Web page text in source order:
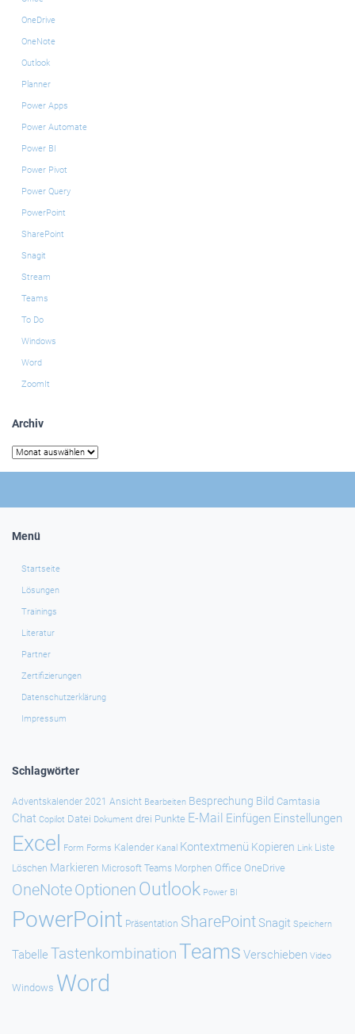
OneDrive
OneNote
Outlook
Planner
Power Apps
Power Automate
Power BI
Power Pivot
Power Query
PowerPoint
SharePoint
Snagit
Stream
Teams
To Do
Windows
Word
ZoomIt
Archiv
Archiv
Menü
Startseite
Lösungen
Trainings
Literatur
Partner
Zertifizierungen
Datenschutzerklärung
Impressum
Schlagwörter
Adventskalender 2021 Ansicht Bearbeiten Besprechung Bild Camtasia
Chat Copilot Datei Dokument drei Punkte E-Mail Einfügen Einstellungen
Excel Form Forms Kalender Kanal Kontextmenü Kopieren Link Liste
Löschen Markieren Microsoft Teams Morphen Office OneDrive
OneNoteOptionen Outlook Power BI
PowerPoint Präsentation SharePointSnagit Speichern
Tabelle TastenkombinationTeams Verschieben Video
Windows Word